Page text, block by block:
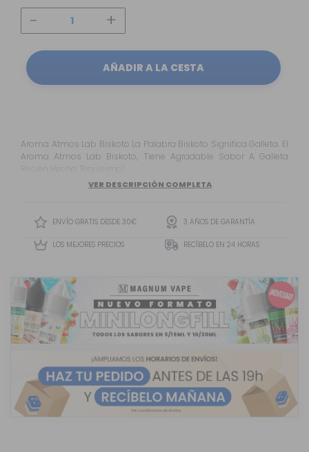
- +
AÑADIR A LA CESTA
Aroma Atmos Lab Biskoto La Palabra Biskoto Significa Galleta. El
Aroma Atmos Lab Biskoto, Tiene Agradable Sabor A Galleta
Recién Hecha, Riquísimo!
VER DESCRIPCIÓN COMPLETA
ENVÍO GRATIS DESDE 30€ 3 AÑOS DE GARANTÍA
LOS MEJORES PRECIOS RECÍBELO EN 24 HORAS